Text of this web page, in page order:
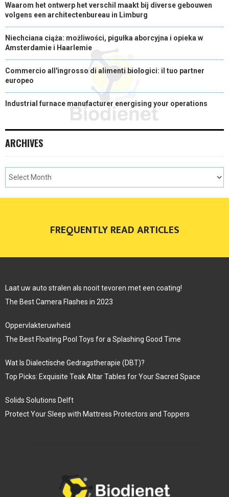
Waarom het ontwerp het verschil maakt bij diverse gebouwen
volgens een architectenbureau in Limburg
Niechciana ciąża: możliwości, pigułka aborcyjna i opieka w
Amsterdamie i Haarlemie
Commercio all'ingrosso di alimenti biologici: il tuo partner
europeo
Industrial furnace manufacturer energising your operations
ARCHIVES
FREQUENTLY READ ARTICLES
Laat uw auto stralen als nooit tevoren met een coating!
The Best Camera Flashes in 2023
Oppervlakteruwheid
The Best Floating Pool Toys for a Splashing Good Time
Wat Is Dialectische Gedragstherapie (DBT)?
Top Picks: Exquisite Teak Altar Tables for Your Sacred Space
Solids Solutions Delft
Protect Your Sleep with Mattress Protectors and Toppers